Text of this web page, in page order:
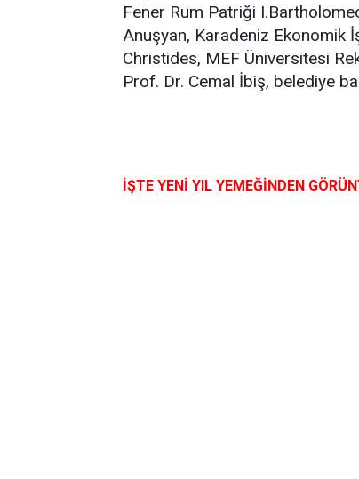
Fener Rum Patriği
Anuşyan, Karadeniz Ekonomik
Christides, MEF Üniversitesi
Prof. Dr. Cemal İbiş, belediye
İŞTE YENİ YIL YEMEĞİNDEN